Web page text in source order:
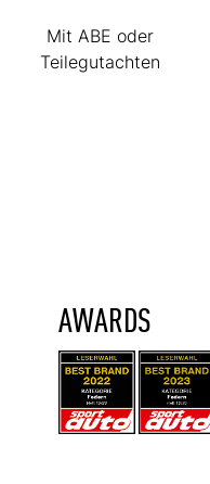
Mit ABE oder
Teilegutachten
AWARDS